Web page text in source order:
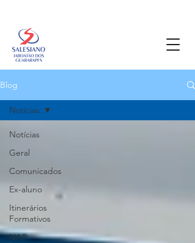
Blog
Notícias
Geral
Comunicados
Ex-aluno
Itinerários
Formativos
NAP
Notícias